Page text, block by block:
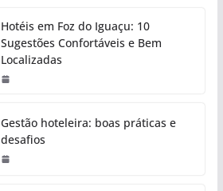
Hotéis em Foz do Iguaçu: 10
Sugestões Confortáveis e Bem
Localizadas
Gestão hoteleira: boas práticas e
desafios